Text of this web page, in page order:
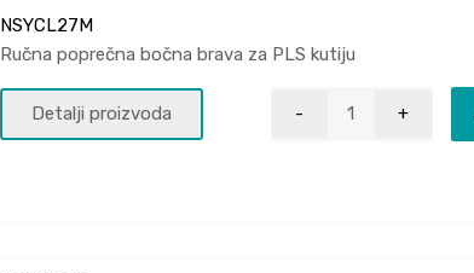
NSYCL27M
Ručna poprečna bočna brava za PLS kutiju
Detalji proizvoda